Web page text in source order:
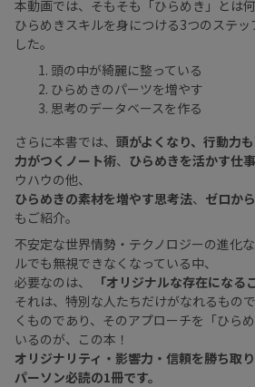
本動画では、そもそも「ひらめき」とは
ひらめきスキルを身につける3つのステ
した。
頭の中が綺麗に整っている
ひらめきのパーツを増やす
思考のデータベースを作る
さらに本書では、 頭がよくなり、行動力
力がつくノート術、 ひらめきを活かす仕
ウハウの他、
ひらめきの素材を増やす思考法、 ゼロか
もご紹介。
不安定な世界情勢・テクノロジーの進化
ルでも無視できなくなっている中、
必要なのは、
「オリジナルな存在になる
それは、特別な人たちだけがなれるもの
くものであり、そのアプローチを「ひら
いるのが、この本！
オリジナリティ・影響力・信頼を勝ち取
パーソン必読の1冊です。